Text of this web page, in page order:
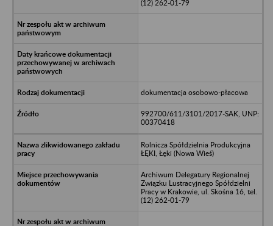
(12) 262-01-79
dokumentacja osobowo-płacowa
992700/611/3101/2017-SAK, UNP:
00370418
Rolnicza Spółdzielnia Produkcyjna
ŁĘKI, Łęki (Nowa Wieś)
Archiwum Delegatury Regionalnej
Związku Lustracyjnego Spółdzielni
Pracy w Krakowie, ul. Skośna 16, tel.
(12) 262-01-79